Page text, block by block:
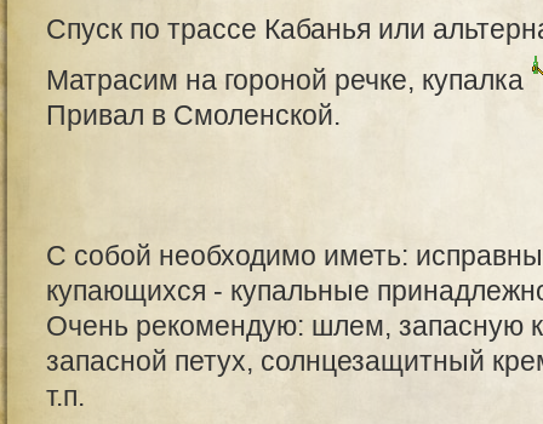
Спуск по трассе Кабанья или
Матрасим на гороной речке, купалка
Привал в Смоленской.
С собой необходимо иметь:
купающихся - купальные
Очень рекомендую: шлем, запасную
запасной петух, солнцезащитный
т.п.